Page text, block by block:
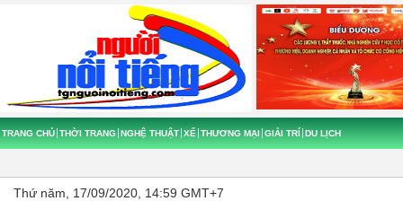
TRANG CHỦ THỜI TRANG NGHỆ THUẬT XẾ THƯƠNG MẠI GIẢI TRÍ DU LỊCH
Thứ năm, 17/09/2020, 14:59 GMT+7